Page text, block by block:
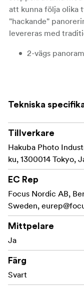
att kunna följa olika
"hackande"
levereras med
2-vägs
Tekniska
Tillverkare
Hakuba Photo
ku, 1300014 Tokyo,
EC Rep
Focus Nordic AB,
Sweden,
Mittpelare
Ja
Färg
Svart